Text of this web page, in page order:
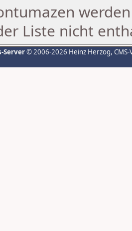
Liste nicht
Server© 2006-2026 Heinz Herzog,